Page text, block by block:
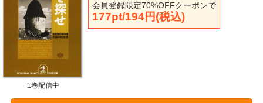
会員登録限定70%OFFクーポンで
177pt/194円(税込)
1巻配信中